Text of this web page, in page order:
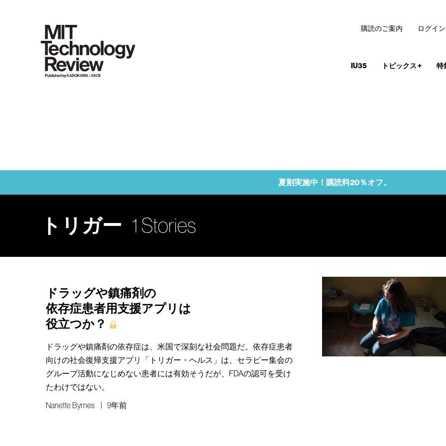
IU35 トピックス+ 特
購読のご案内 ログイン
夏割実施中！購読料20％オフ。
トリガー 1 Stories
ドラッグや鎮痛剤の
依存症患者用支援アプリは
役立つか？
ドラッグや鎮痛剤の依存症は、米国で深刻な社会問題だ。依存症患者
向けの社会復帰支援アプリ「トリガー・ヘルス」は、セラピー集会の
グループ活動になじめない患者には有効そうだが、FDAの認可を受け
たわけではない。
Nanette Byrnes 9年前